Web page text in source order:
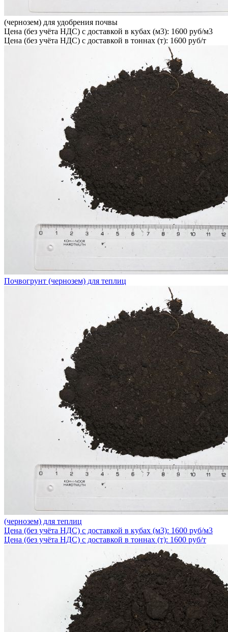
(чернозем) для удобрения почвы
Цена (без учёта НДС) с доставкой в кубах (м3): 1600 руб/м3
Цена (без учёта НДС) с доставкой в тоннах (т): 1600 руб/т
Почвогрунт (чернозем) для теплиц
(чернозем) для теплиц
Цена (без учёта НДС) с доставкой в кубах (м3): 1600 руб/м3
Цена (без учёта НДС) с доставкой в тоннах (т): 1600 руб/т